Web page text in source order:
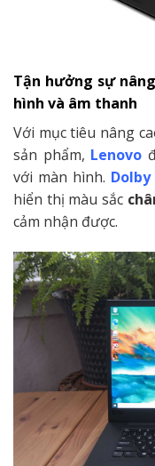
Tận hưởng sự
hình và âm thanh
Với mục tiêu nâng
sản phẩm, Lenovo
với màn hình. Dolby
hiển thị màu sắc
cảm nhận được.